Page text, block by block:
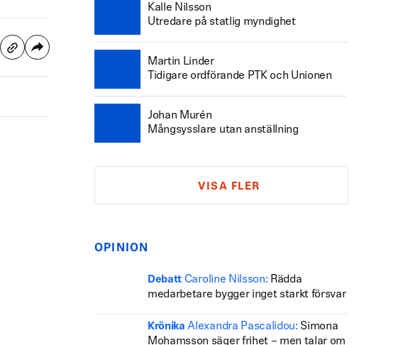
Kalle Nilsson
Utredare på statlig myndighet
Martin Linder
Tidigare ordförande PTK och Unionen
Johan Murén
Mångsysslare utan anställning
VISA FLER
OPINION
Debatt Caroline Nilsson: Rädda
medarbetare bygger inget starkt försvar
Krönika Alexandra Pascalidou: Simona
Mohamsson säger frihet – men talar om